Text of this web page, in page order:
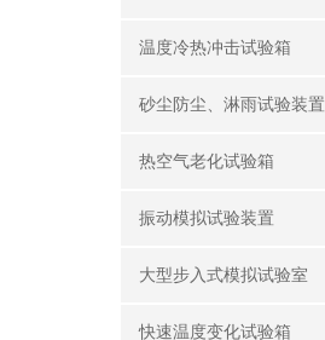
温度冷热冲击试验箱
砂尘防尘、淋雨试验装置
热空气老化试验箱
振动模拟试验装置
大型步入式模拟试验室
快速温度变化试验箱